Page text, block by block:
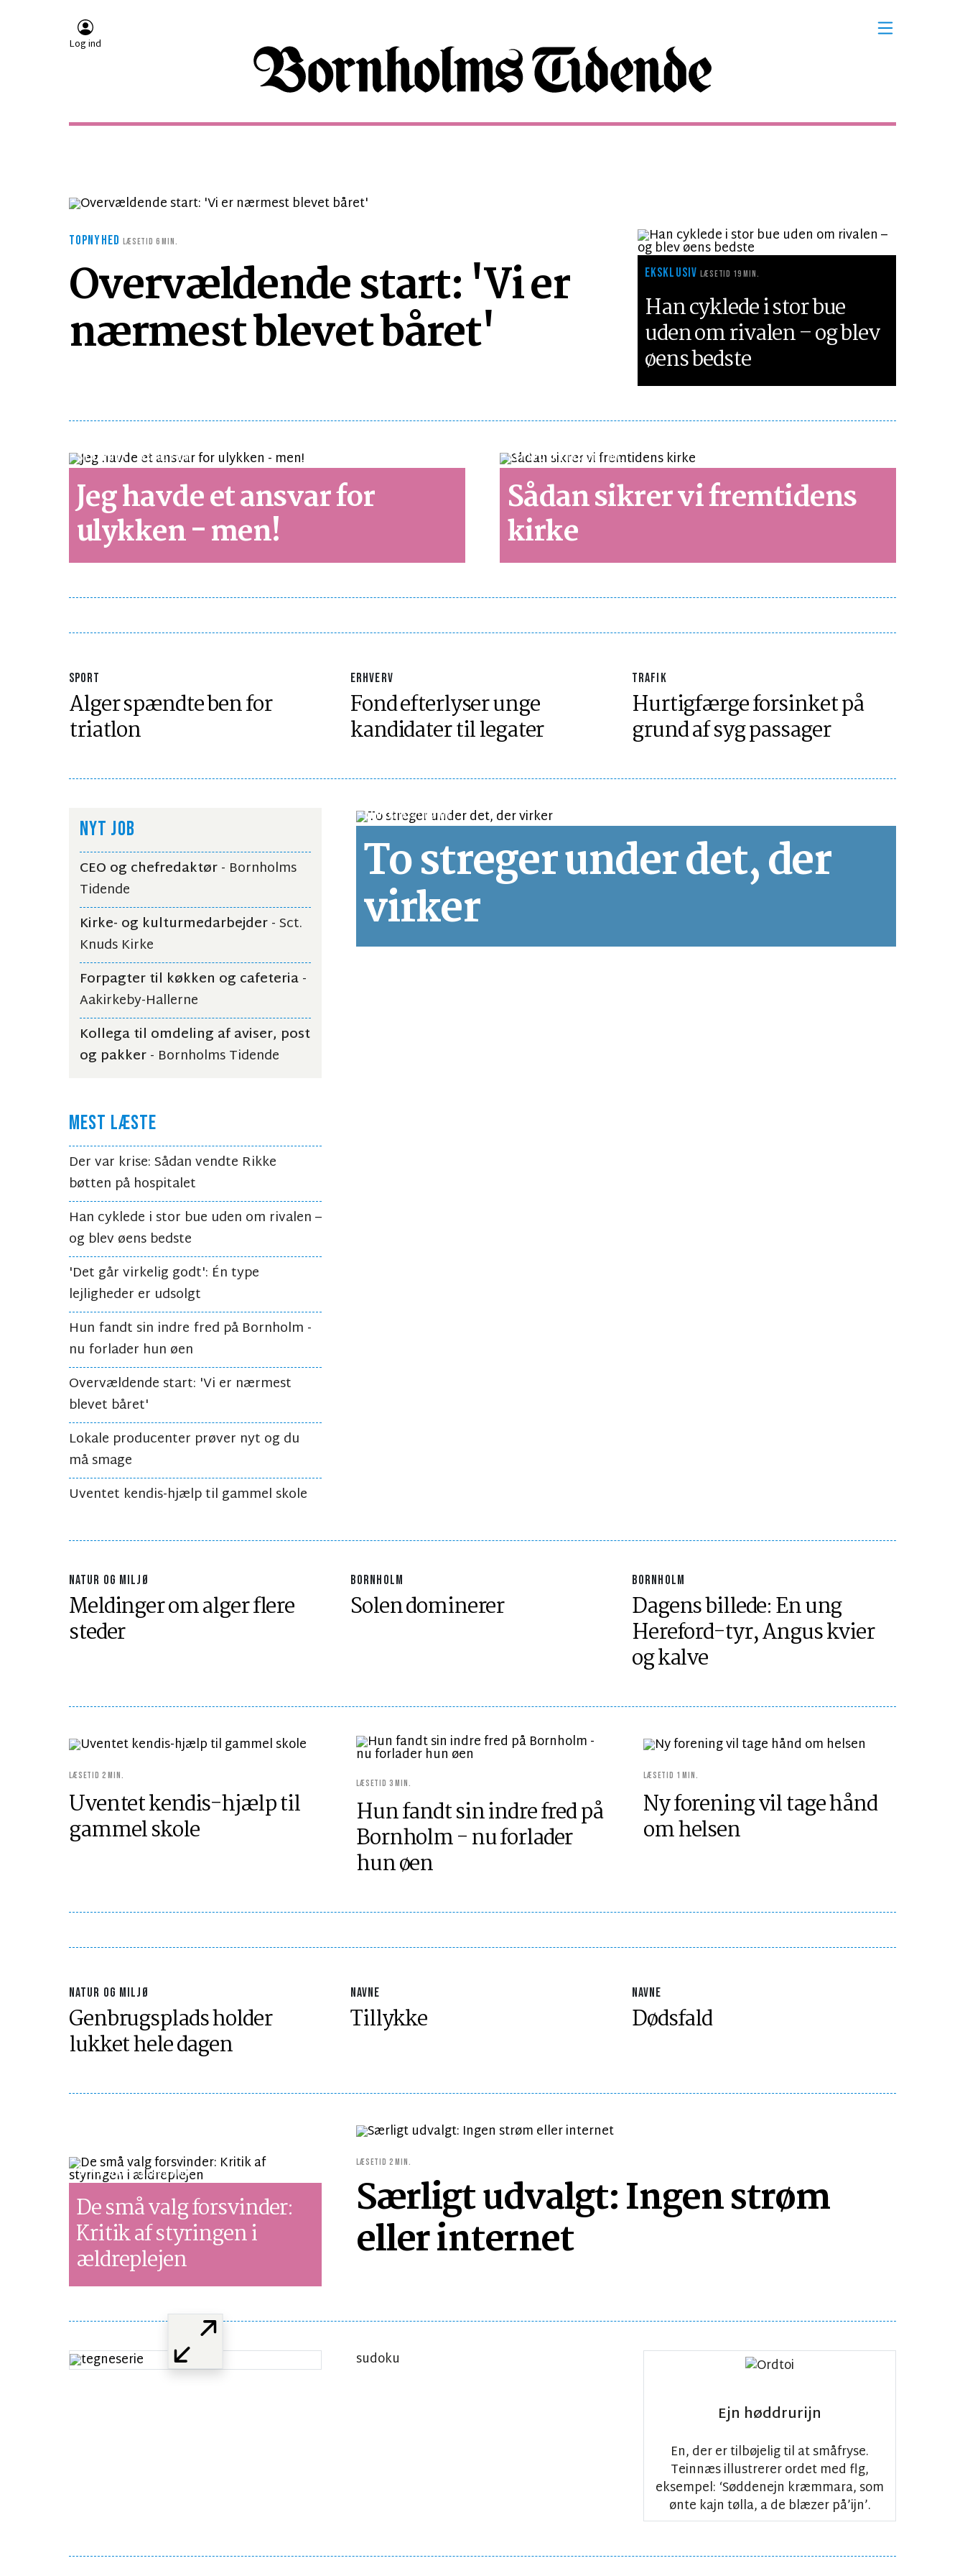
Log ind
TOPNYHEDLÆSETID 6 MIN.
Overvældende start: 'Vi er
nærmest blevet båret'
EKSKLUSIVLÆSETID 19 MIN.
Han cyklede i stor bue
uden om rivalen – og blev
øens bedste
SYNSPUNKT LÆSETID 1 MIN.
Jeg havde et ansvar for
ulykken - men!
SYNSPUNKTLÆSETID 3 MIN.
Sådan sikrer vi fremtidens
kirke
SPORT
Alger spændte ben for
triatlon
ERHVERV
Fond efterlyser unge
kandidater til legater
TRAFIK
Hurtigfærge forsinket på
grund af syg passager
NYT JOB
CEO og chefredaktør- Bornholms
Tidende
Kirke- og kulturmedarbejder- Sct.
Knuds Kirke
Forpagter til køkken og cafeteria-
Aakirkeby-Hallerne
Kollega til omdeling af aviser, post
og pakker- Bornholms Tidende
MEST LÆSTE
Der var krise: Sådan vendte Rikke
bøtten på hospitalet
Han cyklede i stor bue uden om rivalen –
og blev øens bedste
'Det går virkelig godt': Én type
lejligheder er udsolgt
Hun fandt sin indre fred på Bornholm -
nu forlader hun øen
Overvældende start: 'Vi er nærmest
blevet båret'
Lokale producenter prøver nyt og du
må smage
Uventet kendis-hjælp til gammel skole
LEDERLÆSETID 2 MIN.
To streger under det, der
virker
NATUR OG MILJØ
Meldinger om alger flere
steder
BORNHOLM
Solen dominerer
BORNHOLM
Dagens billede: En ung
Hereford-tyr, Angus kvier
og kalve
LÆSETID 2 MIN.
Uventet kendis-hjælp til
gammel skole
LÆSETID 3 MIN.
Hun fandt sin indre fred på
Bornholm - nu forlader
hun øen
LÆSETID 1 MIN.
Ny forening vil tage hånd
om helsen
NATUR OG MILJØ
Genbrugsplads holder
lukket hele dagen
NAVNE
Tillykke
NAVNE
Dødsfald
SYNSPUNKTLÆSETID 4 MIN.
De små valg forsvinder:
Kritik af styringen i
ældreplejen
LÆSETID 2 MIN.
Særligt udvalgt: Ingen strøm
eller internet
sudoku
Ejn høddrurijn
En, der er tilbøjelig til at småfryse.
Teinnæs illustrerer ordet med flg,
eksempel: ‘Søddenejn kræmmara, som
ønte kajn tølla, a de blæzer på’ijn’.